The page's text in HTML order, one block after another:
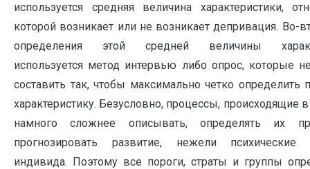
используется средняя величина характеристики,
которой возникает или не возникает депривация. Во-
определения этой средней величины
используется метод интервью либо опрос, которые
составить так, чтобы максимально четко определить
характеристику. Безусловно, процессы, происходящие
намного сложнее описывать, определять их
прогнозировать развитие, нежели психические
индивида. Поэтому все пороги, страты и группы